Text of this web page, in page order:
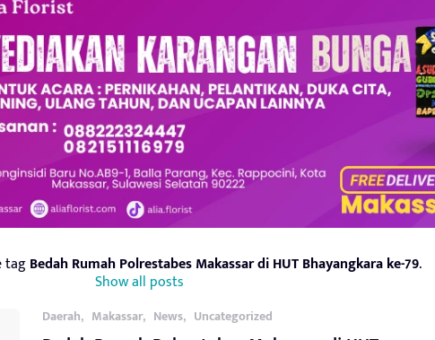
tagBedah Rumah Polrestabes Makassar di HUT Bhayangkara ke-79.
Show all posts
Daerah, Makassar, News, Uncategorized